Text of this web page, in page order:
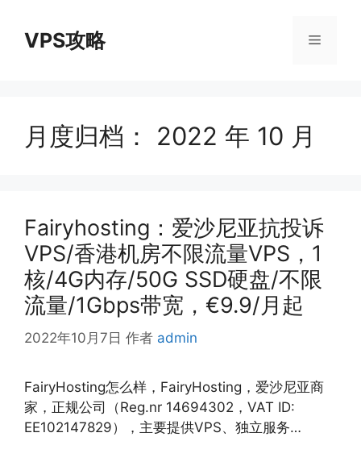
VPS攻略 菜
月度归档： 2022 年 10 月
Fairyhosting：爱沙尼亚抗投诉
VPS/香港机房不限流量VPS，1
核/4G内存/50G SSD硬盘/不限
流量/1Gbps带宽，€9.9/月起
2022年10月7日 作者 admin
FairyHosting怎么样，FairyHosting，爱沙尼亚商
家，正规公司（Reg.nr 14694302，VAT ID:
EE102147829），主要提供VPS、独立服务…